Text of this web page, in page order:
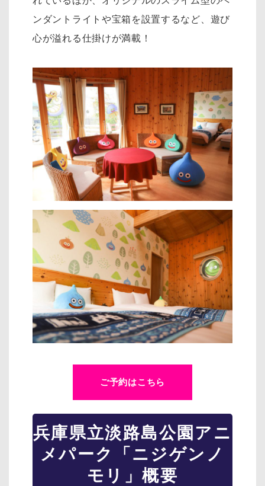
ンダントライトや宝箱を設置するなど、遊び
心が溢れる仕掛けが満載！
ご予約はこちら
兵庫県立淡路島公園アニ
メパーク「ニジゲンノ
モリ」概要